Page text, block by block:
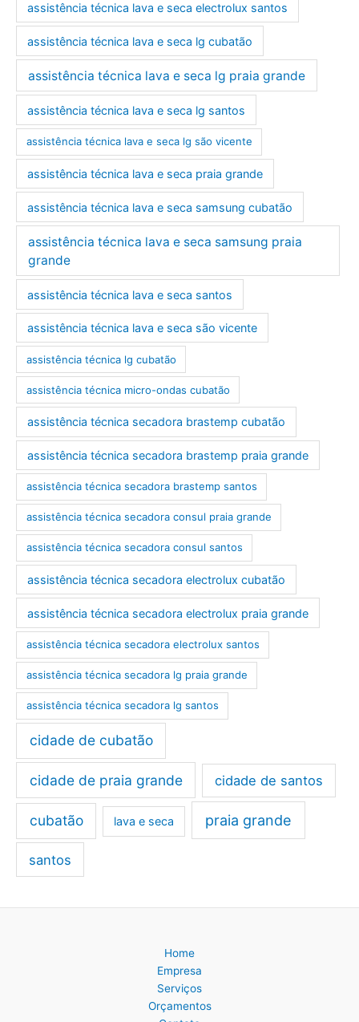
assistência técnica lava e seca electrolux santos
assistência técnica lava e seca lg cubatão
assistência técnica lava e seca lg praia grande
assistência técnica lava e seca lg santos
assistência técnica lava e seca lg são vicente
assistência técnica lava e seca praia grande
assistência técnica lava e seca samsung cubatão
assistência técnica lava e seca samsung praia
grande
assistência técnica lava e seca santos
assistência técnica lava e seca são vicente
assistência técnica lg cubatão
assistência técnica micro-ondas cubatão
assistência técnica secadora brastemp cubatão
assistência técnica secadora brastemp praia grande
assistência técnica secadora brastemp santos
assistência técnica secadora consul praia grande
assistência técnica secadora consul santos
assistência técnica secadora electrolux cubatão
assistência técnica secadora electrolux praia grande
assistência técnica secadora electrolux santos
assistência técnica secadora lg praia grande
assistência técnica secadora lg santos
cidade de cubatão
cidade de praia grande cidade de santos
cubatão lava e seca praia grande
santos
Home
Empresa
Serviços
Orçamentos